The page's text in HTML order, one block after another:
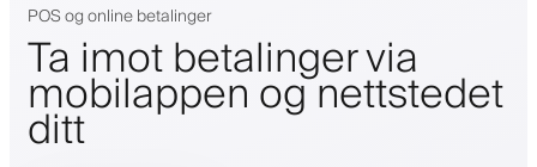
POS og online betalinger
Ta imot betalinger via
mobilappen og nettstedet
ditt